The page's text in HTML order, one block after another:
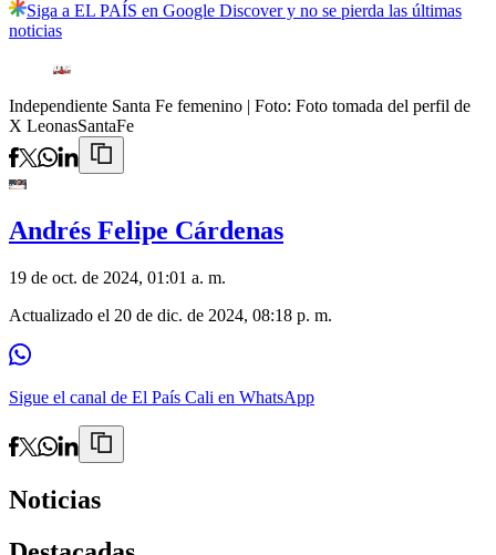
Siga a EL PAÍS en Google Discover y no se pierda las últimas
noticias
Independiente Santa Fe femenino | Foto: Foto tomada del perfil de
X LeonasSantaFe
Andrés Felipe Cárdenas
19 de oct. de 2024, 01:01 a. m.
Actualizado el 20 de dic. de 2024, 08:18 p. m.
Sigue el canal de El País Cali en WhatsApp
Noticias